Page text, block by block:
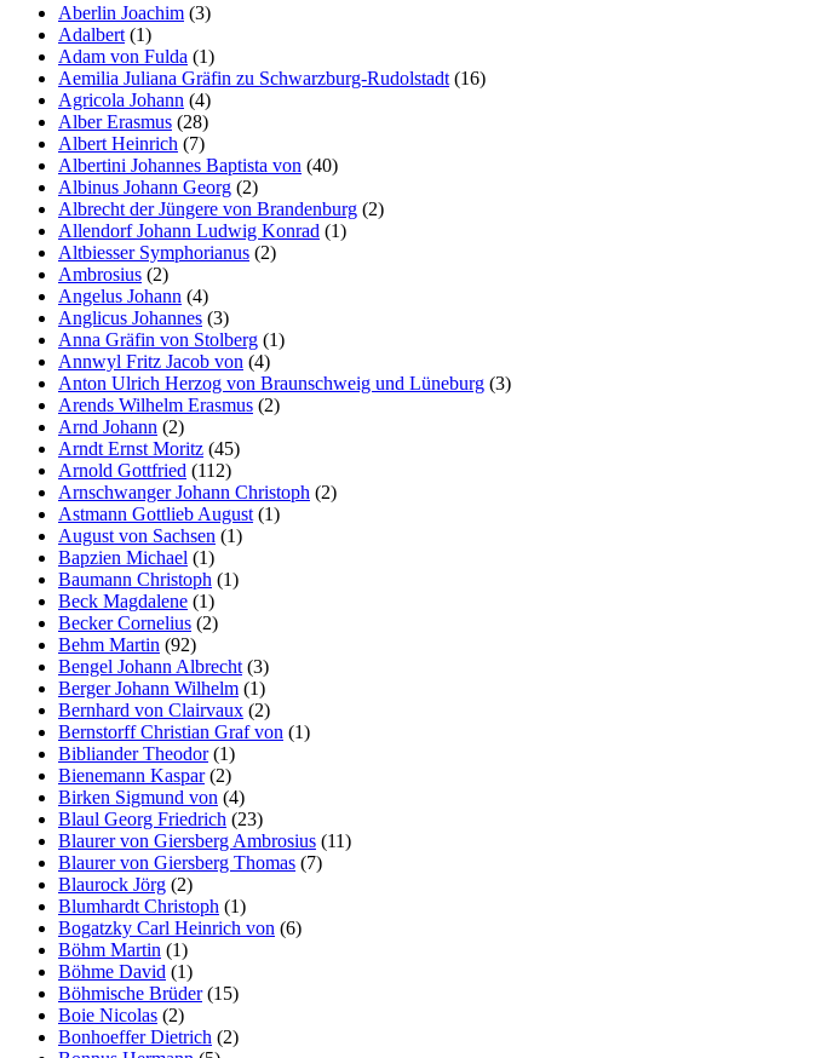
Aberlin Joachim (3)
Adalbert (1)
Adam von Fulda (1)
Aemilia Juliana Gräfin zu Schwarzburg-Rudolstadt (16)
Agricola Johann (4)
Alber Erasmus (28)
Albert Heinrich (7)
Albertini Johannes Baptista von (40)
Albinus Johann Georg (2)
Albrecht der Jüngere von Brandenburg (2)
Allendorf Johann Ludwig Konrad (1)
Altbiesser Symphorianus (2)
Ambrosius (2)
Angelus Johann (4)
Anglicus Johannes (3)
Anna Gräfin von Stolberg (1)
Annwyl Fritz Jacob von (4)
Anton Ulrich Herzog von Braunschweig und Lüneburg (3)
Arends Wilhelm Erasmus (2)
Arnd Johann (2)
Arndt Ernst Moritz (45)
Arnold Gottfried (112)
Arnschwanger Johann Christoph (2)
Astmann Gottlieb August (1)
August von Sachsen (1)
Bapzien Michael (1)
Baumann Christoph (1)
Beck Magdalene (1)
Becker Cornelius (2)
Behm Martin (92)
Bengel Johann Albrecht (3)
Berger Johann Wilhelm (1)
Bernhard von Clairvaux (2)
Bernstorff Christian Graf von (1)
Bibliander Theodor(1)
Bienemann Kaspar(2)
Birken Sigmund von (4)
Blaul Georg Friedrich (23)
Blaurer von Giersberg Ambrosius (11)
Blaurer von Giersberg Thomas (7)
Blaurock Jörg (2)
Blumhardt Christoph (1)
Bogatzky Carl Heinrich von (6)
Böhm Martin (1)
Böhme David (1)
Böhmische Brüder(15)
Boie Nicolas (2)
Bonhoeffer Dietrich (2)